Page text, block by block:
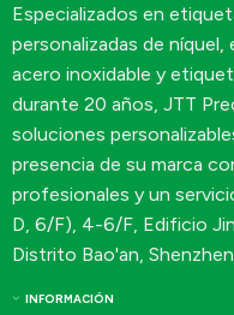
Especializados en
personalizadas de
acero inoxidable y
durante 20 años, JTT
soluciones
presencia de su marca
profesionales y un
D, 6/F), 4-6/F, Edificio
Distrito Bao'an,
INFORMACIÓN